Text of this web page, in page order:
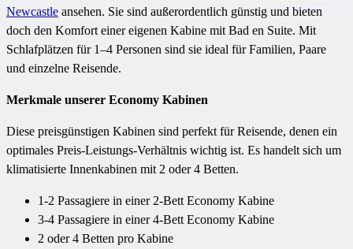
Newcastle ansehen. Sie sind außerordentlich günstig und bieten
doch den Komfort einer eigenen Kabine mit Bad en Suite. Mit
Schlafplätzen für 1–4 Personen sind sie ideal für Familien, Paare
und einzelne Reisende.
Merkmale unserer Economy Kabinen
Diese preisgünstigen Kabinen sind perfekt für Reisende, denen ein
optimales Preis-Leistungs-Verhältnis wichtig ist. Es handelt sich um
klimatisierte Innenkabinen mit 2 oder 4 Betten.
1-2 Passagiere in einer 2-Bett Economy Kabine
3-4 Passagiere in einer 4-Bett Economy Kabine
2 oder 4 Betten pro Kabine